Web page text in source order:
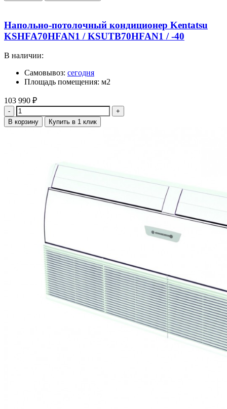
Напольно-потолочный кондиционер Kentatsu
KSHFA70HFAN1 / KSUTB70HFAN1 / -40
В наличии:
Самовывоз: сегодня
Площадь помещения: м2
103 990 ₽
Количество
В корзину Купить в 1 клик